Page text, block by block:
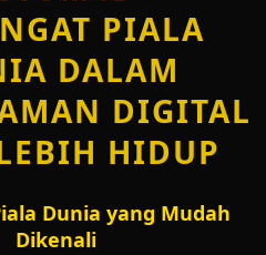
PIALA
DALAM
DIGITAL
HIDUP
Dunia yang Mudah
Dikenali